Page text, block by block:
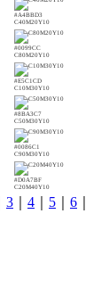
#A4BBD3
C40M20Y10
#0099CC
C80M20Y10
#E5C1CD
C10M30Y10
#8BA3C7
C50M30Y10
#0086C1
C90M30Y10
#D0A7BF
C20M40Y10
3 4 5 6